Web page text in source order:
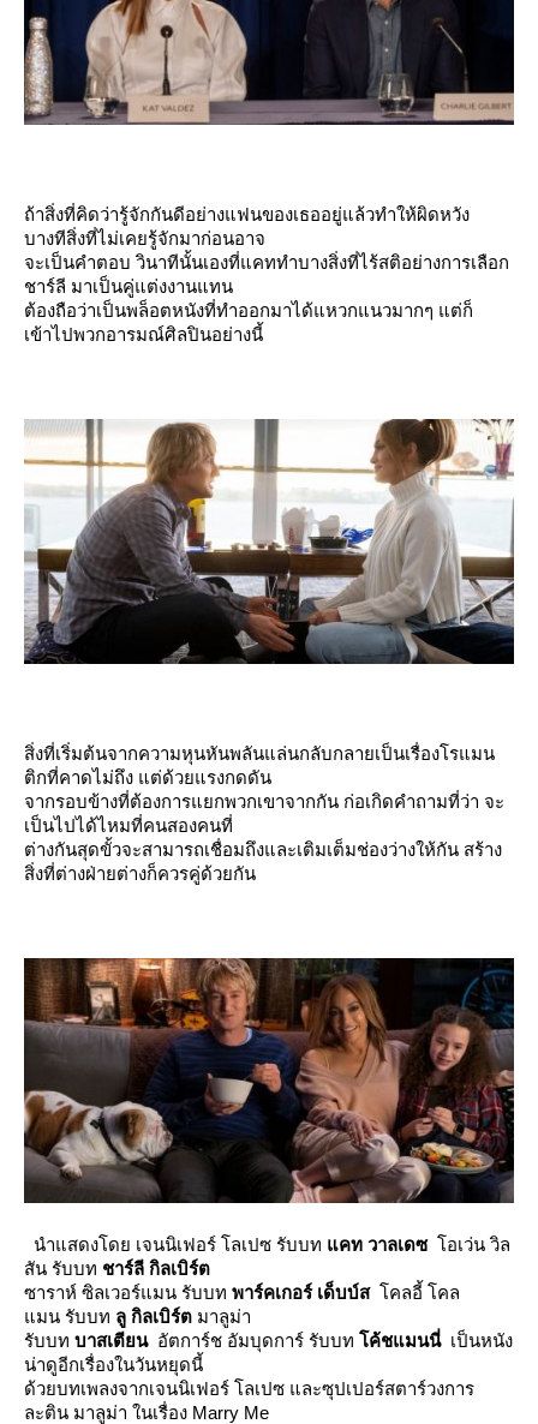
ถ้าสิ่งที่คิดว่ารู้จักกันดีอย่างแฟนของเธออยู่แล้วทำให้ผิดหวัง
บางทีสิ่งที่ไม่เคยรู้จักมาก่อนอาจ
จะเป็นคำตอบ วินาทีนั้นเองที่แคททำบางสิ่งที่ไร้สติอย่างการเลือก
ชาร์ลี มาเป็นคู่แต่งงานแทน
ต้องถือว่าเป็นพล็อตหนังที่ทำออกมาได้แหวกแนวมากๆ แต่ก็
เข้าไปพวกอารมณ์ศิลปินอย่างนี้
สิ่งที่เริ่มต้นจากความหุนหันพลันแล่นกลับกลายเป็นเรื่องโรแมน
ติกที่คาดไม่ถึง แต่ด้วยแรงกดดัน
จากรอบข้างที่ต้องการแยกพวกเขาจากกัน ก่อเกิดคำถามที่ว่า จะ
เป็นไปได้ไหมที่คนสองคนที่
ต่างกันสุดขั้วจะสามารถเชื่อมถึงและเติมเต็มช่องว่างให้กัน สร้าง
สิ่งที่ต่างฝ่ายต่างก็ควรคู่ด้วยกัน
นำแสดงโดย เจนนิเฟอร์ โลเปซ รับบท คท วาลเดซ อเว่น วิล
สัน รับบท ชาร์ลี กิลเบิร์ต
ซาราห์ ซิลเวอร์แมน รับบท พาร์คเกอร์ เด็บบ์ส คลอี้ โคล
มน รับบท ลู กิลเบิร์ต มาลูม่า
รับบท บาสเตียน อัตการ์ช อัมบุดการ์ รับบท ค้ชแมนนี่เป็นหนัง
น่าดูอีกเรื่องในวันหยุดนี้
ด้วยบทเพลงจากเจนนิเฟอร์ โลเปซ และซุปเปอร์สตาร์วงการ
ละติน มาลูม่า ในเรื่อง Marry Me